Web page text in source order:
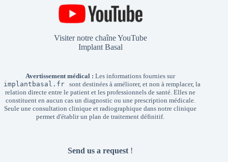
Visiter notre chaîne YouTube
Implant Basal
Avertissement médical : Les informations fournies sur
implantbasal.fr
sont destinées à améliorer, et non à remplacer, la
relation directe entre le patient et les professionnels de santé. Elles ne
constituent en aucun cas un diagnostic ou une prescription médicale.
Seule une consultation clinique et radiographique dans notre clinique
permet d'établir un plan de traitement définitif.
Send us a request !